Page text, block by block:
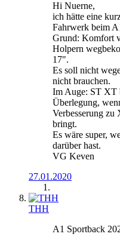
Hi Nuerne,
ich hätte eine
Fahrwerk beim
Grund: Komfort
Holpern
17".
Es soll nicht
nicht brauchen.
Im Auge: ST XT
Überlegung,
Verbesserung
bringt.
Es wäre super,
darüber hast.
VG Keven
27.01.2020
THH
A1 Sportback